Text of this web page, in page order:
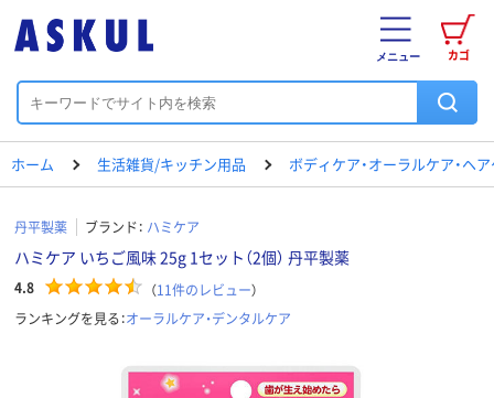
カゴ
メニュー
ホーム 生活雑貨/キッチン用品 ボディケア・オーラルケア・ヘ
丹平製薬 ブランド： ハミケア
ハミケア いちご風味 25g 1セット（2個） 丹平製薬
4.8 （11件のレビュー）
ランキングを見る：オーラルケア・デンタルケア